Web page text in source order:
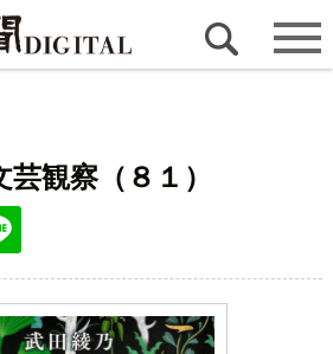
観察（８１）